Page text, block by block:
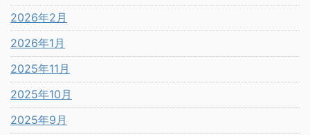
2026年2月
2026年1月
2025年11月
2025年10月
2025年9月